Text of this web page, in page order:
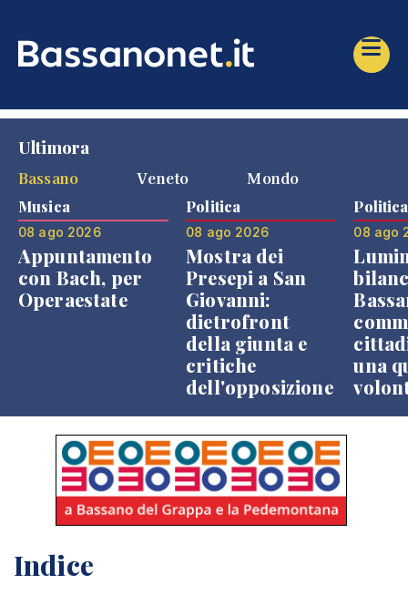
Ultimora
Bassano
Veneto Mondo
Musica
08 ago 2026
Appuntamento
con Bach, per
Operaestate
Politica
08 ago 2026
Mostra dei
Presepi a San
Giovanni:
dietrofront
della giunta e
critiche
dell'opposizione
Politica
08 ago
una
Indice